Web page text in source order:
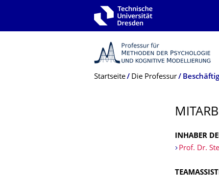
Zur Hauptnavigation springen
Breadcrumb-Menü
Startseite Die Professur
INHABER
Prof. Dr.